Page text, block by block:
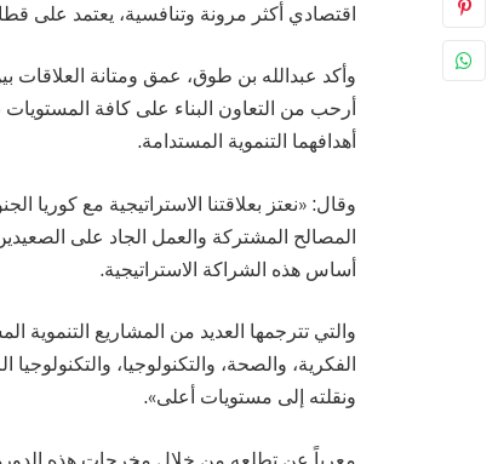
اقتصادي أكثر مرونة وتنافسية، يعتمد على
وأكد عبدالله بن طوق، عمق ومتانة العلاقات
أرحب من التعاون البناء على كافة
أهدافهما التنموية المستدامة.
المصالح المشتركة والعمل الجاد على
أساس هذه الشراكة الاستراتيجية.
والتي تترجمها العديد من المشاريع
الفكرية، والصحة، والتكنولوجيا،
ونقلته إلى مستويات أعلى».